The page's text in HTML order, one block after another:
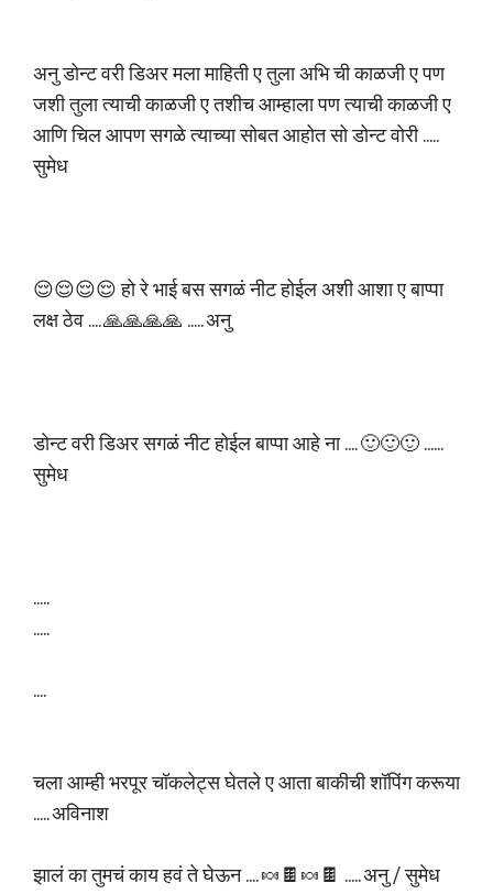
अनु डोन्ट वरी डिअर मला माहिती ए तुला अभि ची काळजी ए पण
जशी तुला त्याची काळजी ए तशीच आम्हाला पण त्याची काळजी ए
आणि चिल आपण सगळे त्याच्या सोबत आहोत सो डोन्ट वोरी .....
सुमेध
😌😌😌😌 हो रे भाई बस सगळं नीट होईल अशी आशा ए बाप्पा
लक्ष ठेव .... 🙏🙏🙏🙏 ..... अनु
डोन्ट वरी डिअर सगळं नीट होईल बाप्पा आहे ना .... 🙂🙂🙂 ......
सुमेध
.....
.....
....
चला आम्ही भरपूर चॉकलेट्स घेतले ए आता बाकीची शॉपिंग करूया
..... अविनाश
झालं का तुमचं काय हवं ते घेऊन .... 🍬🍫🍬🍫 ..... अनु / सुमेध